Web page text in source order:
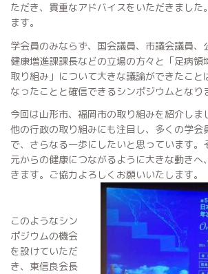
ただき、貴重なアドバイスをいただきました
ます。
学会員のみならず、国会議員、市議会議員、
健康増進課課長などの立場の方々と「足病領
取り組み」について大きな議論ができたこと
なったことと確信できるシンポジウムとなり
今回は山形市、福岡市の取り組みを紹介しま
他の行政の取り組みにも注目し、多くの学会
で、さらなる一歩にしたいと思っています。
元からの健康につながるように大きな動きへ
きます。ご協力よろしくお願いいたします。
このようなシン
ポジウムの機会
を設けていただ
き、東信良会長